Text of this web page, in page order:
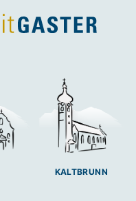
KALTBRUNN